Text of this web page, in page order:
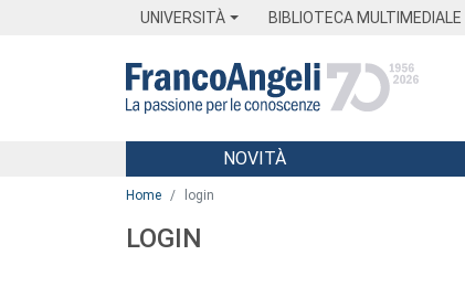
UNIVERSITÀ BIBLIOTECA MULTIMEDIALE
Menu
NOVITÀ
Home login
LOGIN